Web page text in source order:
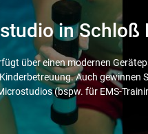
in
über einen modernen
Auch gewinnen
(bspw. für EMS-